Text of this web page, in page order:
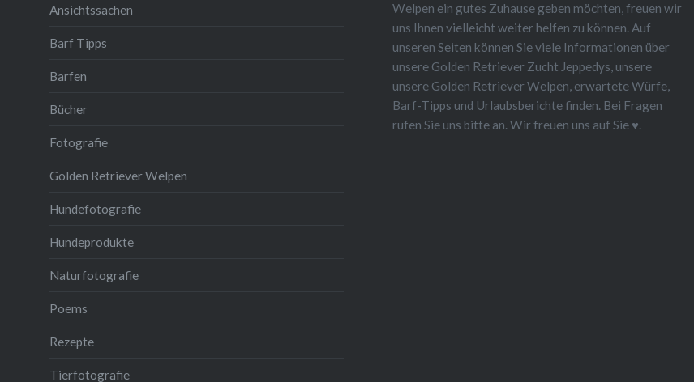
Ansichtssachen
Barf Tipps
Barfen
Bücher
Fotografie
Golden Retriever Welpen
Hundefotografie
Hundeprodukte
Naturfotografie
Poems
Rezepte
Tierfotografie
Welpen ein gutes Zuhause geben möchten, freuen wir
uns Ihnen vielleicht weiter helfen zu können. Auf
unseren Seiten können Sie viele Informationen über
unsere Golden Retriever Zucht Jeppedys, unsere
unsere Golden Retriever Welpen, erwartete Würfe,
Barf-Tipps und Urlaubsberichte finden. Bei Fragen
rufen Sie uns bitte an. Wir freuen uns auf Sie ♥.